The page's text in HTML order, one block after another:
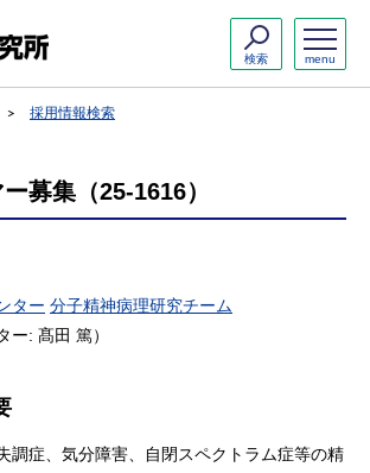
menu
検索
採用情報検索
募集（25-1616）
ター 分子精神病理研究チーム
ー: 髙田 篤）
調症、気分障害、自閉スペクトラム症等の精